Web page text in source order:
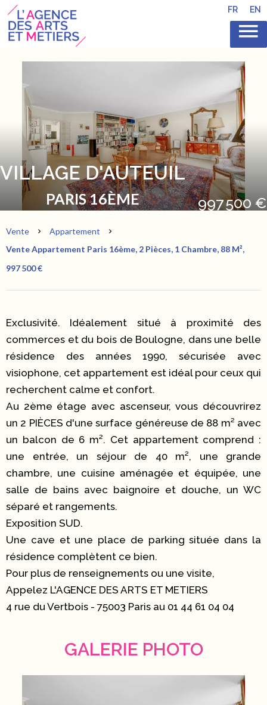
FR EN
VILLAGE D'AUTEUIL
PARIS 16ÈME 997 500 €
Vente
Appartement
Vente Appartement Paris 16ème, 2 Pièces, 1 Chambre, 88 M²,
997 500 €
Exclusivité. Idéalement situé à proximité des
commerces et du bois de Boulogne, dans une belle
résidence des années 1990, sécurisée avec
visiophone, cet appartement est idéal pour ceux qui
recherchent calme et confort.
Au 2ème étage avec ascenseur, vous découvrirez
un 2 PIÈCES d'une surface généreuse de 88 m² avec
un balcon de 6 m². Cet appartement comprend :
une entrée, un séjour de 40 m², une grande
chambre, une cuisine aménagée et équipée, une
salle de bains avec baignoire et douche, un WC
séparé et rangements.
Exposition SUD.
Une cave et une place de parking située dans la
résidence complètent ce bien.
Pour plus de renseignements ou une visite,
Appelez L'AGENCE DES ARTS ET METIERS
4 rue du Vertbois - 75003 Paris au 01 44 61 04 04
GALERIE PHOTO